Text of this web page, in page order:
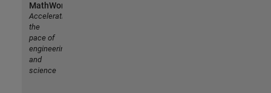
MathWorks
Accelerating
the
pace of
engineering
and
science